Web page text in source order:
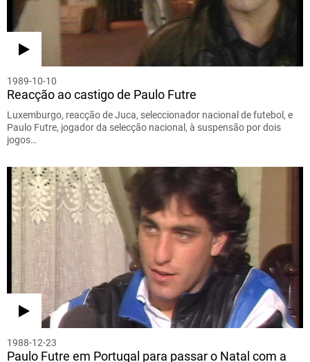
1989-10-10
Reacção ao castigo de Paulo Futre
Luxemburgo, reacção de Juca, seleccionador nacional de futebol, e
Paulo Futre, jogador da selecção nacional, à suspensão por dois
jogos…
1988-12-23
Paulo Futre em Portugal para passar o Natal com a